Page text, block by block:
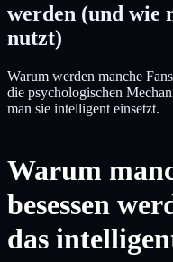
werden (und wie
nutzt)
Warum werden manche
die psychologischen
man sie intelligent einsetzt.
Warum
besessen
das